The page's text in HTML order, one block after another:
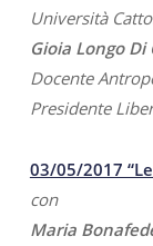
Università
Gioia Longo Di
Docente
Presidente
03/05/2017
con
Maria